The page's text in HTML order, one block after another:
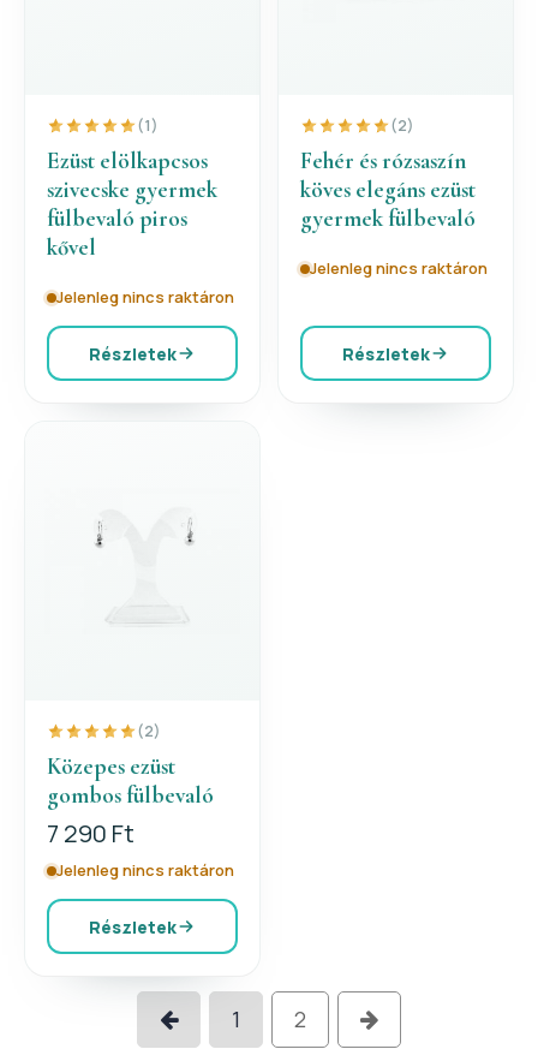
(1)
Ezüst elölkapcsos
szivecske gyermek
fülbevaló piros
kővel
Jelenleg nincs raktáron
Részletek
(2)
Fehér és rózsaszín
köves elegáns ezüst
gyermek fülbevaló
Jelenleg nincs raktáron
Részletek
(2)
Közepes ezüst
gombos fülbevaló
7 290 Ft
Jelenleg nincs raktáron
Részletek
1 2